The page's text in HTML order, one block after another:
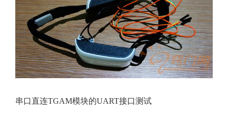
串口直连TGAM模块的UART接口测试